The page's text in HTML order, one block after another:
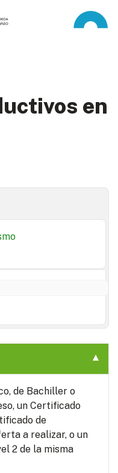
en
de Bachiller o
un Certificado
de
a realizar, o un
2 de la misma